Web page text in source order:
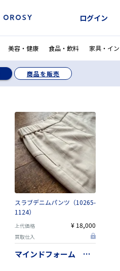
ログイン
美容・健康 食品・飲料 家具・イ
商品を販売
スラブデニムパンツ（10265-
1124）
上代価格 ¥ 18,000
買取仕入
マインドフォーム オルウェイズ